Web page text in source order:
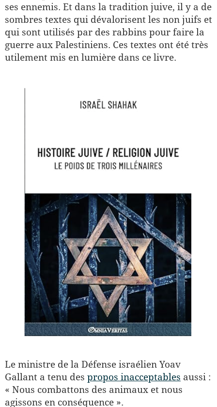
ses ennemis. Et dans la tradition juive, il y a de
sombres textes qui dévalorisent les non juifs et
qui sont utilisés par des rabbins pour faire la
guerre aux Palestiniens. Ces textes ont été très
utilement mis en lumière dans ce livre.
Le ministre de la Défense israélien Yoav
Gallant a tenu des propos inacceptables aussi :
« Nous combattons des animaux et nous
agissons en conséquence ».